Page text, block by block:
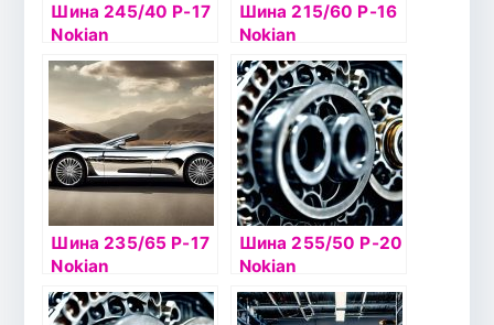
Шина 245/40 Р-17
Nokian
Hakkapelitta 8 95T
б/к шип
Шина 215/60 Р-16
Nokian
Hakkapelitta 8 99T
б/к шип
Шина 235/65 Р-17
Nokian
Hakkapelitta 8 SUV
108T б/к шип
Шина 255/50 Р-20
Nokian
Hakkapelitta 8 SUV
109T б/к шип